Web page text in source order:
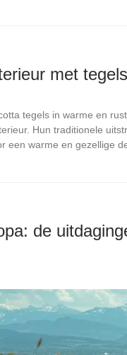
met
tegels in warme en
Hun traditionele
een warme en gezellige
de